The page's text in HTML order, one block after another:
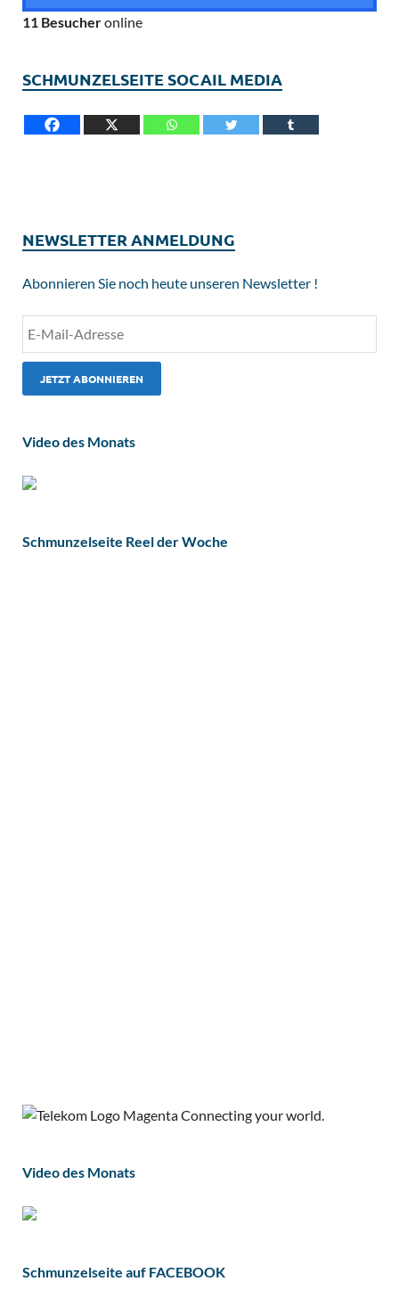
11 Besucheronline
SCHMUNZELSEITE SOCAIL MEDIA
NEWSLETTER ANMELDUNG
Abonnieren Sie noch heute unseren Newsletter !
Video des Monats
Schmunzelseite Reel der Woche
Video des Monats
Schmunzelseite auf FACEBOOK